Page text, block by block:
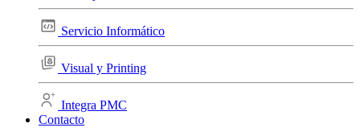
Servicio Informático
Visual y Printing
Integra PMC
Contacto